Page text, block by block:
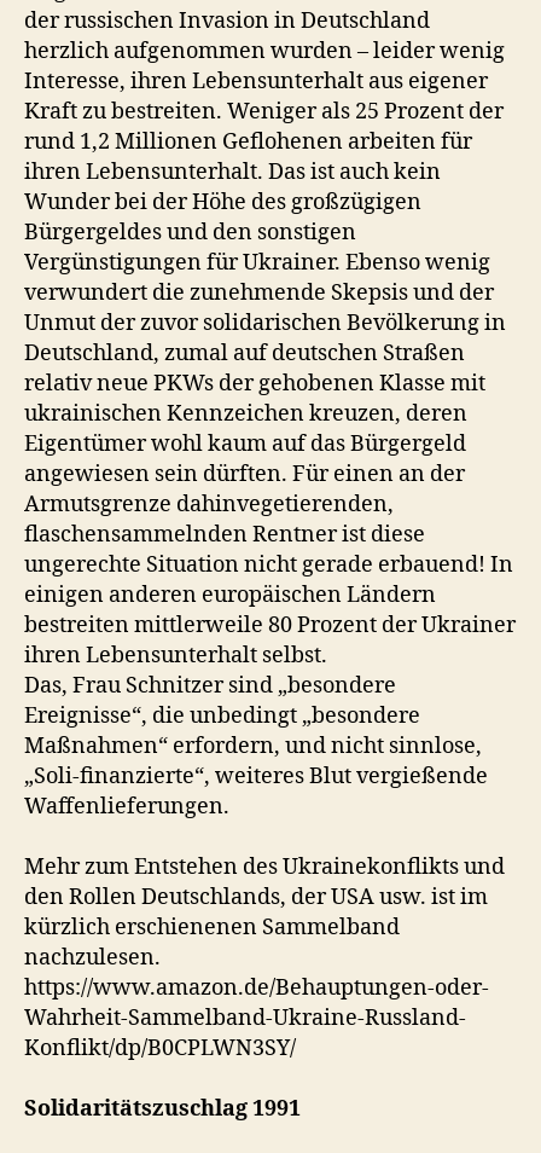
der russischen Invasion in Deutschland
herzlich aufgenommen wurden – leider wenig
Interesse, ihren Lebensunterhalt aus eigener
Kraft zu bestreiten. Weniger als 25 Prozent der
rund 1,2 Millionen Geflohenen arbeiten für
ihren Lebensunterhalt. Das ist auch kein
Wunder bei der Höhe des großzügigen
Bürgergeldes und den sonstigen
Vergünstigungen für Ukrainer. Ebenso wenig
verwundert die zunehmende Skepsis und der
Unmut der zuvor solidarischen Bevölkerung in
Deutschland, zumal auf deutschen Straßen
relativ neue PKWs der gehobenen Klasse mit
ukrainischen Kennzeichen kreuzen, deren
Eigentümer wohl kaum auf das Bürgergeld
angewiesen sein dürften. Für einen an der
Armutsgrenze dahinvegetierenden,
flaschensammelnden Rentner ist diese
ungerechte Situation nicht gerade erbauend! In
einigen anderen europäischen Ländern
bestreiten mittlerweile 80 Prozent der Ukrainer
ihren Lebensunterhalt selbst.
Das, Frau Schnitzer sind „besondere
Ereignisse“, die unbedingt „besondere
Maßnahmen“ erfordern, und nicht sinnlose,
„Soli-finanzierte“, weiteres Blut vergießende
Waffenlieferungen.
Mehr zum Entstehen des Ukrainekonflikts und
den Rollen Deutschlands, der USA usw. ist im
kürzlich erschienenen Sammelband
nachzulesen.
https://www.amazon.de/Behauptungen-oder-
Wahrheit-Sammelband-Ukraine-Russland-
Konflikt/dp/B0CPLWN3SY/
Solidaritätszuschlag 1991